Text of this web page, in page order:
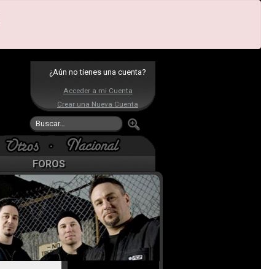
¿Aún no tienes una cuenta?
Acceder a mi Cuenta
Crear una Nueva Cuenta
FOROS